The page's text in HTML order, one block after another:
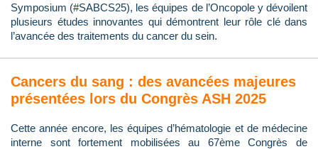
Symposium (#SABCS25), les équipes de l’Oncopole y dévoilent
plusieurs études innovantes qui démontrent leur rôle clé dans
l’avancée des traitements du cancer du sein.
Cancers du sang : des avancées majeures
présentées lors du Congrès ASH 2025
Cette année encore, les équipes d’hématologie et de médecine
interne sont fortement mobilisées au 67ème Congrès de